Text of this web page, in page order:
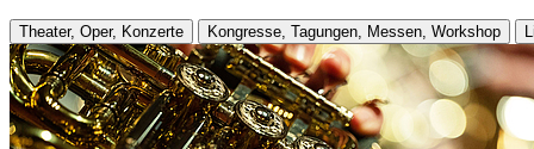
Theater, Oper, Konzerte Kongresse, Tagungen, Messen, Workshop